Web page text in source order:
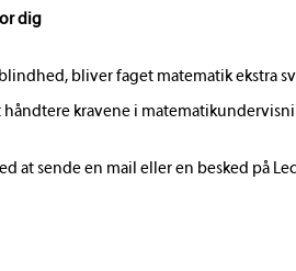
dig
bliver faget matematik ekstra
kravene i
at sende en mail eller en besked på